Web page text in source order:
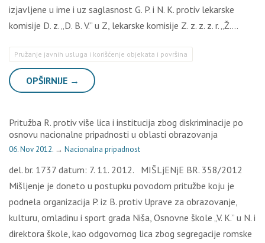
izjavljene u ime i uz saglasnost G. P. i N. K. protiv lekarske
komisije D. z. „D. B. V.” u Z, lekarske komisije Z. z. z. z. r. „Ž….
Pružanje javnih usluga i korišćenje objekata i površina
OPŠIRNIJE →
Pritužba R. protiv više lica i institucija zbog diskriminacije po
osnovu nacionalne pripadnosti u oblasti obrazovanja
06. Nov 2012. → Nacionalna pripadnost
del. br. 1737 datum: 7. 11. 2012. MIŠLjENjE BR. 358/2012
Mišljenje je doneto u postupku povodom pritužbe koju je
podnela organizacija P. iz B. protiv Uprave za obrazovanje,
kulturu, omladinu i sport grada Niša, Osnovne škole „V. K.” u N. i
direktora škole, kao odgovornog lica zbog segregacije romske